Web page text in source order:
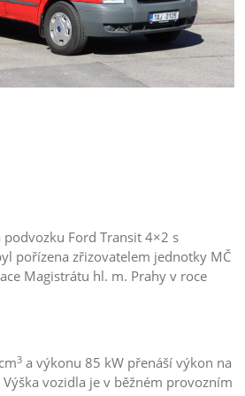
Ford Transit 4×2 s
pořízena zřizovatelem jednotky MČ
Magistrátu hl. m. Prahy v roce
3 a výkonu 85 kW přenáší výkon na
vozidla je v běžném provozním